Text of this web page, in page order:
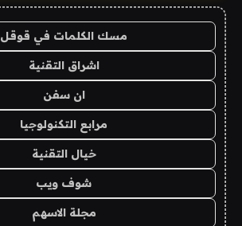
مسك الكلمات في قوقل
اشراق التقنية
ان سفن
مرابع التكنولوجيا
خيال التقنية
شوف ويب
مجلة الاسهم